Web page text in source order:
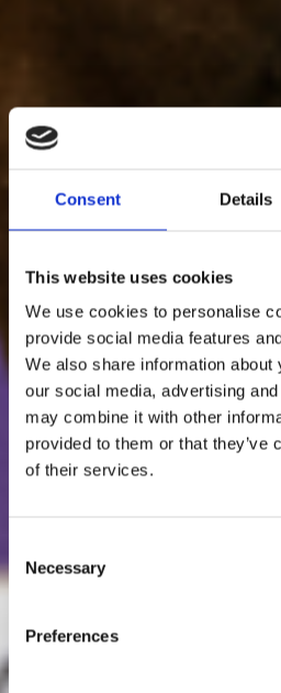
Consent Details
This website uses cookies
We use cookies to personalise
provide social media features
We also share information
our social media, advertising
may combine it with other
provided to them or that they’ve
of their services.
Selection
Necessary
Preferences